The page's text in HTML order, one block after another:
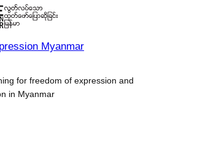
Myanmar
for freedom of expression and
in Myanmar